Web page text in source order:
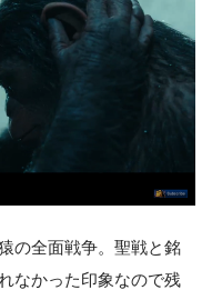
の全面戦争。聖戦と銘
なかった印象なので残